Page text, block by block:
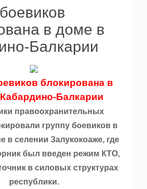
в доме в
Балкарии
блокирована в
Балкарии
правоохранительных
группу боевиков в
в селении Залукокоаже, где
был введен режим КТО,
в силовых структурах
республики.